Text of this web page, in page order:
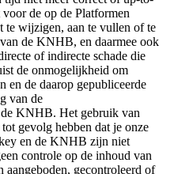
de op de Platformen
te wijzigen, aan te vullen of te
de KNHB, en daarmee ook
of indirecte schade die
de onmogelijkheid om
en de daarop gepubliceerde
van de
KNHB. Het gebruik van
gevolg hebben dat je onze
en de KNHB zijn niet
controle op de inhoud van
aangeboden, gecontroleerd of